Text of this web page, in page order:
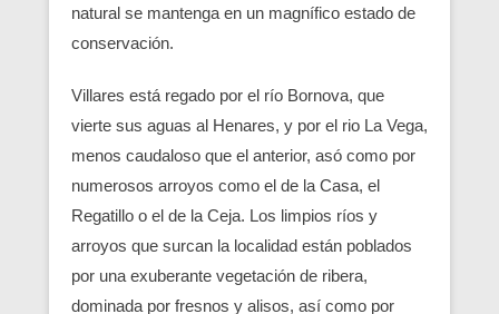
natural se mantenga en un magnífico estado de
conservación.
Villares está regado por el río Bornova, que
vierte sus aguas al Henares, y por el rio La Vega,
menos caudaloso que el anterior, asó como por
numerosos arroyos como el de la Casa, el
Regatillo o el de la Ceja. Los limpios ríos y
arroyos que surcan la localidad están poblados
por una exuberante vegetación de ribera,
dominada por fresnos y alisos, así como por